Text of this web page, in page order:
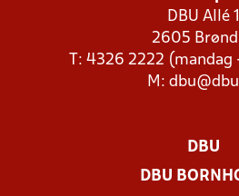
DBU Allé 1
2605
T: 4326 2222
M:
DBU
DBU